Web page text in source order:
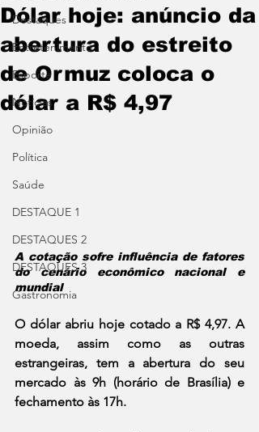
Destaques
Entretenimento
Esporte
Notícias
Opinião
Política
Saúde
DESTAQUE 1
DESTAQUES 2
DESTAQUES 3
Gastronomia
Dólar hoje: anúncio da
abertura do estreito
de Ormuz coloca o
dólar a R$ 4,97
A cotação sofre influência de fatores
do cenário econômico nacional e
mundial
O dólar abriu hoje cotado a R$ 4,97. A
moeda, assim como as outras
estrangeiras, tem a abertura do seu
mercado às 9h (horário de Brasília) e
fechamento às 17h.